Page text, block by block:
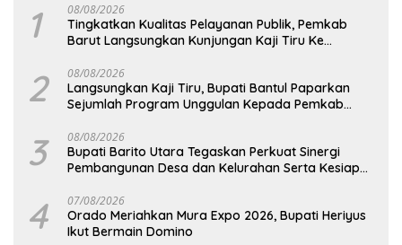
1 08/08/2026
Tingkatkan Kualitas Pelayanan Publik, Pemkab
Barut Langsungkan Kunjungan Kaji Tiru Ke
2 08/08/2026
Langsungkan Kaji Tiru, Bupati Bantul Paparkan
Sejumlah Program Unggulan Kepada Pemkab
3 08/08/2026
Bupati Barito Utara Tegaskan Perkuat Sinergi
Pembangunan Desa dan Kelurahan Serta Kesiapan
4 07/08/2026
Orado Meriahkan Mura Expo 2026, Bupati Heriyus
Ikut Bermain Domino